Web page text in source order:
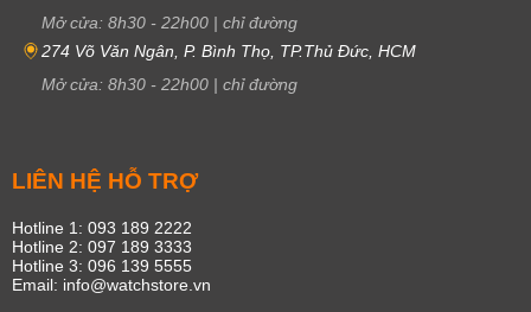
Mở cửa: 8h30 - 22h00 | chỉ đường
274 Võ Văn Ngân, P. Bình Thọ, TP.Thủ Đức, HCM
Mở cửa: 8h30 - 22h00 | chỉ đường
LIÊN HỆ HỖ TRỢ
Hotline 1: 093 189 2222
Hotline 2: 097 189 3333
Hotline 3: 096 139 5555
Email: info@watchstore.vn